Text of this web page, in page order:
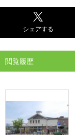
シェアする
閲覧履歴